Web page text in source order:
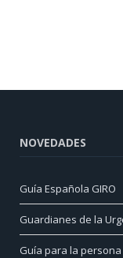
NOVEDADES
Guía Española GIRO
Guardianes de la
Guía para la